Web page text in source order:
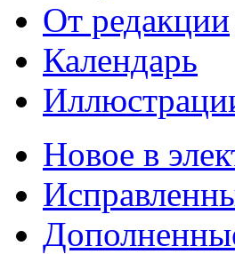
От редакции
Календарь
Новое в